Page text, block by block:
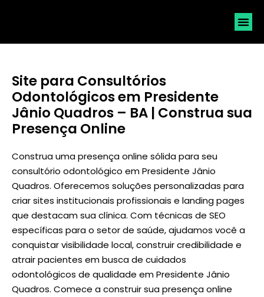
Site para Consultórios
Odontológicos em Presidente
Jânio Quadros – BA | Construa sua
Presença Online
Construa uma presença online sólida para seu
consultório odontológico em Presidente Jânio
Quadros. Oferecemos soluções personalizadas para
criar sites institucionais profissionais e landing pages
que destacam sua clínica. Com técnicas de SEO
específicas para o setor de saúde, ajudamos você a
conquistar visibilidade local, construir credibilidade e
atrair pacientes em busca de cuidados
odontológicos de qualidade em Presidente Jânio
Quadros. Comece a construir sua presença online